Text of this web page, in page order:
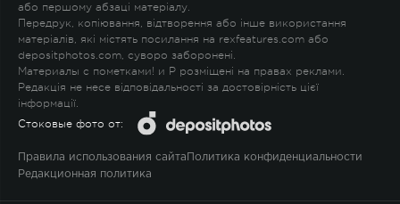
або першому абзаці матеріалу.
Передрук, копіювання, відтворення або інше використання
матеріалів, які містять посилання на rexfeatures.com або
depositphotos.com, суворо заборонені.
Материалы с пометками! и P розміщені на правах реклами.
Редакція не несе відповідальності за достовірність цієї
інформації.
Стоковые фото от:
Правила использования сайта Политика конфиденциальности
Редакционная политика